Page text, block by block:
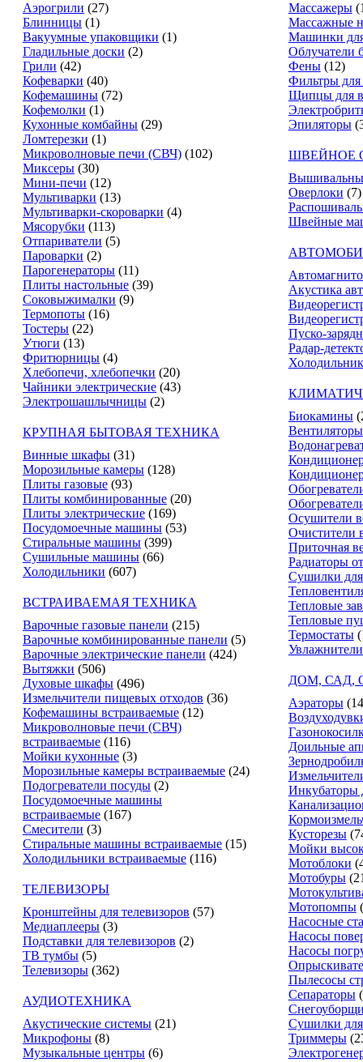
Аэрогрили (27)
Блинницы (1)
Вакуумные упаковщики (1)
Гладильные доски (2)
Грили (42)
Кофеварки (40)
Кофемашины (72)
Кофемолки (1)
Кухонные комбайны (29)
Ломтерезки (1)
Микроволновые печи (СВЧ) (102)
Миксеры (30)
Мини-печи (12)
Мультиварки (13)
Мультиварки-скороварки (4)
Мясорубки (113)
Отпариватели (5)
Пароварки (2)
Парогенераторы (11)
Плиты настольные (39)
Соковыжималки (9)
Термопоты (16)
Тостеры (22)
Утюги (13)
Фритюрницы (4)
Хлебопечи, хлебопечки (20)
Чайники электрические (43)
Электрошашлычницы (2)
КРУПНАЯ БЫТОВАЯ ТЕХНИКА
Винные шкафы (31)
Морозильные камеры (128)
Плиты газовые (93)
Плиты комбинированные (20)
Плиты электрические (169)
Посудомоечные машины (53)
Стиральные машины (399)
Сушильные машины (66)
Холодильники (607)
ВСТРАИВАЕМАЯ ТЕХНИКА
Варочные газовые панели (215)
Варочные комбинированные панели (5)
Варочные электрические панели (424)
Вытяжки (506)
Духовые шкафы (496)
Измельчители пищевых отходов (36)
Кофемашины встраиваемые (12)
Микроволновые печи (СВЧ)
встраиваемые (116)
Мойки кухонные (3)
Морозильные камеры встраиваемые (24)
Подогреватели посуды (2)
Посудомоечные машины
встраиваемые (167)
Смесители (3)
Стиральные машины встраиваемые (15)
Холодильники встраиваемые (116)
ТЕЛЕВИЗОРЫ
Кронштейны для телевизоров (57)
Медиаплееры (3)
Подставки для телевизоров (2)
ТВ тумбы (5)
Телевизоры (362)
АУДИОТЕХНИКА
Акустические системы (21)
Микрофоны (8)
Музыкальные центры (6)
Массажеры
Массажные
Машинки
Облучатели
Фены (12)
Фильтры
Щипцы для
Эпиляторы
ШВЕЙНОЕ
Оверлоки (7)
Швейные
Акустика
Пуско-
Радар-
Биокамины
Вентиляторы
Осушители
Очистители
Приточная
Радиаторы
Сушилки
Тепловые
Тепловые
Термостаты
ДОМ, САД,
Аэраторы
Доильные
Инкубаторы
Кусторезы
Мойки
Мотоблоки
Мотобуры
Мотопомпы
Насосные
Насосы
Насосы
Пылесосы
Сепараторы
Сушилки
Триммеры